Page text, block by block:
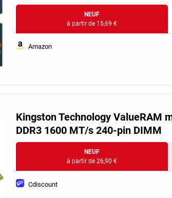
NEUF
à partir de 15,69 €
Amazon
Kingston Technology ValueRAM
DDR3 1600 MT/s 240-pin DIMM
NEUF
à partir de 26,90 €
Cdiscount